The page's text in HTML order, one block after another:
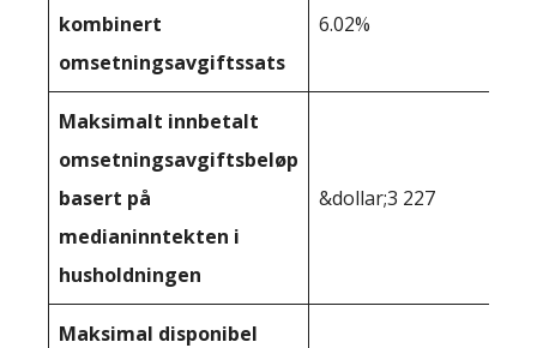
kombinert
omsetningsavgiftssats
6.02%
Maksimalt innbetalt
omsetningsavgiftsbeløp
basert på
medianinntekten i
husholdningen
&dollar;3 227
Maksimal disponibel